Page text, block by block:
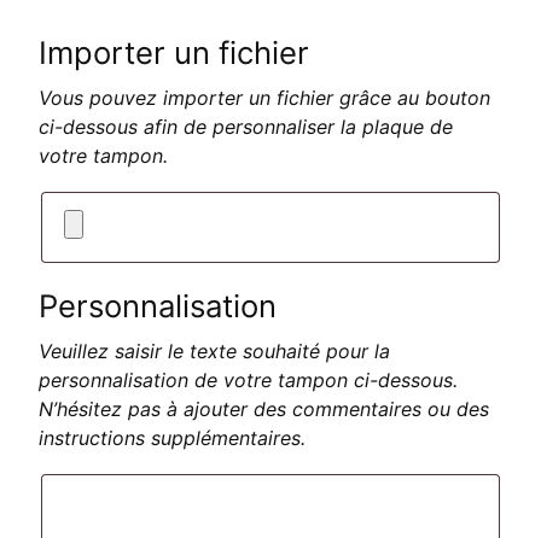
Importer un fichier
Vous pouvez importer un fichier grâce au bouton
ci-dessous afin de personnaliser la plaque de
votre tampon.
Personnalisation
Veuillez saisir le texte souhaité pour la
personnalisation de votre tampon ci-dessous.
N’hésitez pas à ajouter des commentaires ou des
instructions supplémentaires.